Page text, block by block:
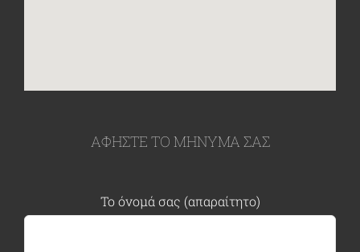
ΑΦΗΣΤΕ ΤΟ ΜΗΝΥΜΑ ΣΑΣ
Το όνομά σας (απαραίτητο)